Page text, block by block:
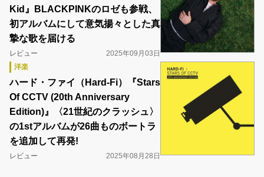
Kid』BLACKPINKのロゼも参戦、
初アルバムにして意気揚々とした真
摯な歌を届ける
レビュー
2025年09月03日
洋楽
ハード・ファイ（Hard-Fi）『Stars
Of CCTV (20th Anniversary
Edition)』〈21世紀のクラッシュ〉
の1stアルバムが26曲ものボートラ
を追加して再発!
レビュー 2025年08月28日